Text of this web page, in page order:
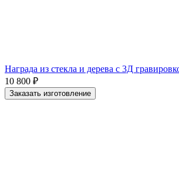
Награда из стекла и дерева с 3Д
10 800 ₽
Заказать изготовление